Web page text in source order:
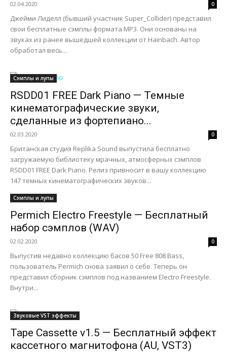
02.04.2020 0
Джейми Лиделл (бывший участник Super_Collider) представил
свои бесплатные сэмплы формата MP3. Они основаны на
звуках из ранее вышедшей коллекции от Hainbach. Автор
обработал весь...
Сэмплы и лупы
RSDD01 FREE Dark Piano — Темные
кинематографические звуки,
сделанные из фортепиано...
02.03.2020 0
Британская студия Replika Sound выпустила бесплатно
загружаемую библиотеку мрачных, атмосферных сэмплов
RSDD01 FREE Dark Piano. Релиз привносит в вашу коллекцию
147 темных кинематографических звуков...
Сэмплы и лупы
Permich Electro Freestyle — Бесплатный
набор сэмплов (WAV)
02.02.2020 0
Выпустив недавно коллекцию басов 50 Free 808 Bass,
пользователь Permich снова заявил о себе. Теперь он
представил сборник сэмплов под названием Electro Freestyle.
Внутри...
Звуковые VST эффекты
Tape Cassette v1.5 — Бесплатный эффект
кассетного магнитофона (AU, VST3)